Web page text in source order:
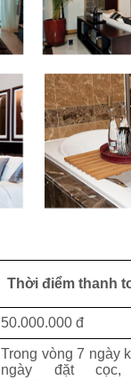
Thời điểm thanh
50.000.000 đ
Trong vòng 7 ngày
ngày đặt